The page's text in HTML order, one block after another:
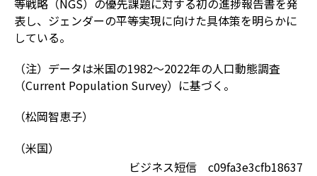
等戦略（NGS）の優先課題に対する初の進捗報告書を発
表し、ジェンダーの平等実現に向けた具体策を明らかに
している。
（注）データは米国の1982～2022年の人口動態調査
（Current Population Survey）に基づく。
（松岡智恵子）
（米国）
ビジネス短信 c09fa3e3cfb18637